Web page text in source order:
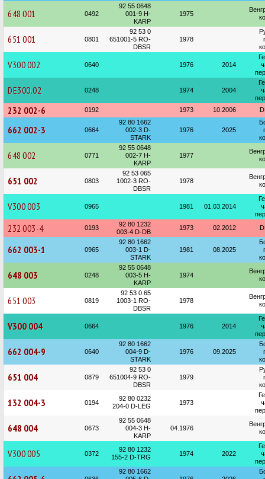
648 001 0492
92 55 0648
001-9 H-
KARP
1975
651 001 0801
92 53 0
651001-5 RO-
DBSR
1978
V300 002 0640 1976 2014
DE300.02 0248 1974 2004
232 002-6 0192 1973 10.2006
662 002-3 0664
92 80 1662
002-3 D-
STARK
1976 2025
648 002 0771
92 55 0648
002-7 H-
KARP
1977
651 002 0803
92 53 065
1002-3 RO-
DBSR
1978
V300 003 0965 1981 01.03.2014
232 003-4 0193
92 80 1232
003-4 D-DB
1973 02.2012
662 003-1 0965
92 80 1662
003-1 D-
STARK
1981 08.2025
648 003 0248
92 55 0648
003-5 H-
KARP
1974
651 003 0819
92 53 0 65
1003-1 RO-
DBSR
1978
V300 004 0664 1976 2014
662 004-9 0640
92 80 1662
004-9 D-
STARK
1976 09.2025
651 004 0879
92 53 0
651004-9 RO-
DBSR
1979
132 004-3 0194
92 80 0232
204-0 D-LEG
1973
648 004 0673
92 55 0648
004-3 H-
KARP
04.1976
V300 005 0372
92 80 1232
155-2 D-TRG
1974 2022
92 80 1662